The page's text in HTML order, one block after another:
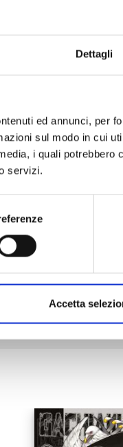
Dettagli
ed annunci, per
sul modo in cui
i quali
servizi.
Accetta
EDENS ZERO